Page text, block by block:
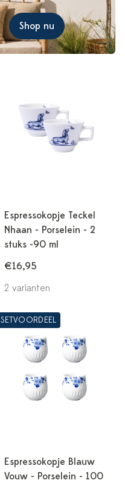
Shop nu
Espressokopje Teckel
Nhaan - Porselein - 2
stuks -90 ml
€16,95
2 varianten
SETVOORDEEL
Espressokopje Blauw
Vouw - Porselein - 100